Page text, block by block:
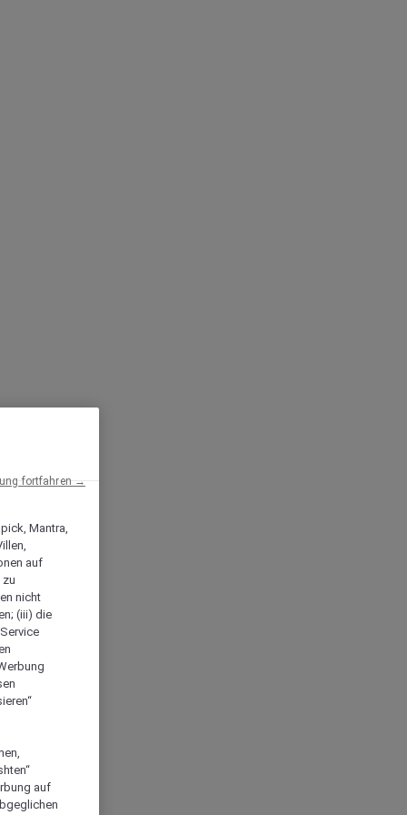
Mantra,
auf
zu
nicht
(iii) die
auf
fortfahren →